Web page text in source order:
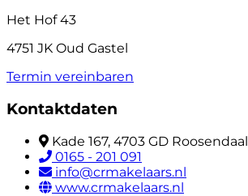
Het Hof 43
4751 JK Oud Gastel
Termin vereinbaren
Kontaktdaten
Kade 167, 4703 GD Roosendaal
0165 - 201 091
info@crmakelaars.nl
www.crmakelaars.nl